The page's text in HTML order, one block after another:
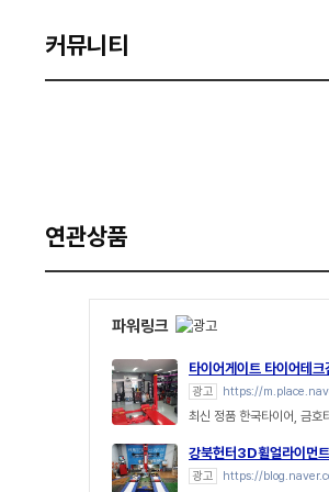
커뮤니티
연관상품
파워링크
타이어게이트 타이어테크
광고 https://
최신 정품 한국타이어, 금
강북헌터3D휠얼라이먼
광고 https://